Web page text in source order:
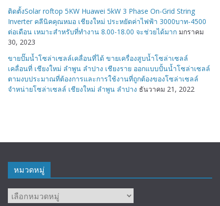
ติดตั้งSolar roftop 5KW Huawei 5kW 3 Phase On-Grid String
Inverter คลีนิคคุณหมอ เชียงใหม่ ประหยัดค่าไฟฟ้า 3000บาท-4500
ต่อเดือน เหมาะสำหรับที่ทำงาน 8.00-18.00 จะช่วยได้มาก มกราคม
30, 2023
ขายปั๊มน้ำโซล่าเซลล์เคลื่อนที่ได้ ขายเครื่องสูบน้ำโซล่าเซลล์
เคลื่อนที่ เชียงใหม่ ลำพูน ลำปาง เชียงราย ออกแบบปั้นน้ำโซล่าเซลล์
ตามงบประมาณที่ต้องการและการใช้งานที่ถูกต้องของโซล่าเซลล์
จำหน่ายโซล่าเซลล์ เชียงใหม่ ลำพูน ลำปาง ธันวาคม 21, 2022
หมวดหมู่
หมวด